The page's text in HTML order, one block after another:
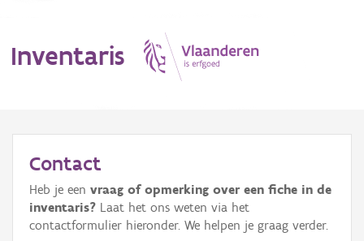
Inventaris
Erfgoedobject
Aanduidingsobject
Contact
Heb je een vraag of opmerking over een fiche in de
inventaris? Laat het ons weten via het
contactformulier hieronder. We helpen je graag verder.